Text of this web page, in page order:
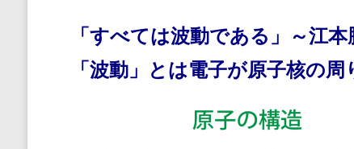
「すべては波動である」～江本
「波動」とは電子が原子核の